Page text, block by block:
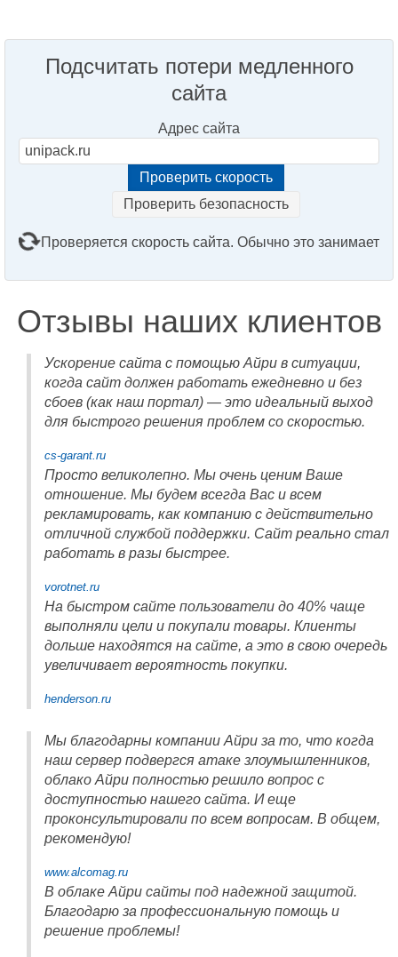
Подсчитать потери медленного
сайта
Адрес сайта
Проверить безопасность
Проверяется скорость сайта. Обычно это занимает
Отзывы наших клиентов
Ускорение сайта с помощью Айри в ситуации,
когда сайт должен работать ежедневно и без
сбоев (как наш портал) — это идеальный выход
для быстрого решения проблем со скоростью.
cs-garant.ru
Просто великолепно. Мы очень ценим Ваше
отношение. Мы будем всегда Вас и всем
рекламировать, как компанию с действительно
отличной службой поддержки. Сайт реально стал
работать в разы быстрее.
vorotnet.ru
На быстром сайте пользователи до 40% чаще
выполняли цели и покупали товары. Клиенты
дольше находятся на сайте, а это в свою очередь
увеличивает вероятность покупки.
henderson.ru
Мы благодарны компании Айри за то, что когда
наш сервер подвергся атаке злоумышленников,
облако Айри полностью решило вопрос с
доступностью нашего сайта. И еще
проконсультировали по всем вопросам. В общем,
рекомендую!
www.alcomag.ru
В облаке Айри сайты под надежной защитой.
Благодарю за профессиональную помощь и
решение проблемы!